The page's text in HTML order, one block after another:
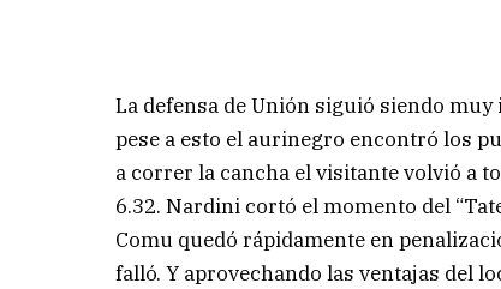
La defensa de Unión siguió siendo
pese a esto el aurinegro encontró los
a correr la cancha el visitante volvió a
6.32. Nardini cortó el momento del
Comu quedó rápidamente en
falló. Y aprovechando las ventajas del